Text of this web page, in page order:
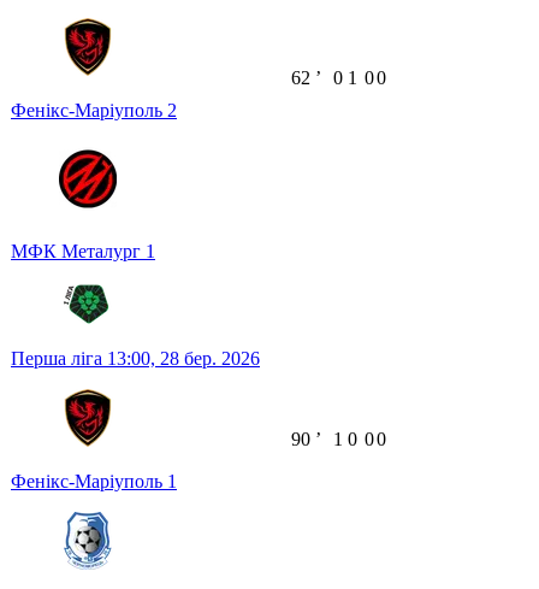
Фенікс-Маріуполь 2
МФК Металург 1
62 ʼ 0 1 00
Перша ліга 13:00, 28 бер. 2026
Фенікс-Маріуполь 1
90 ʼ 1 0 00